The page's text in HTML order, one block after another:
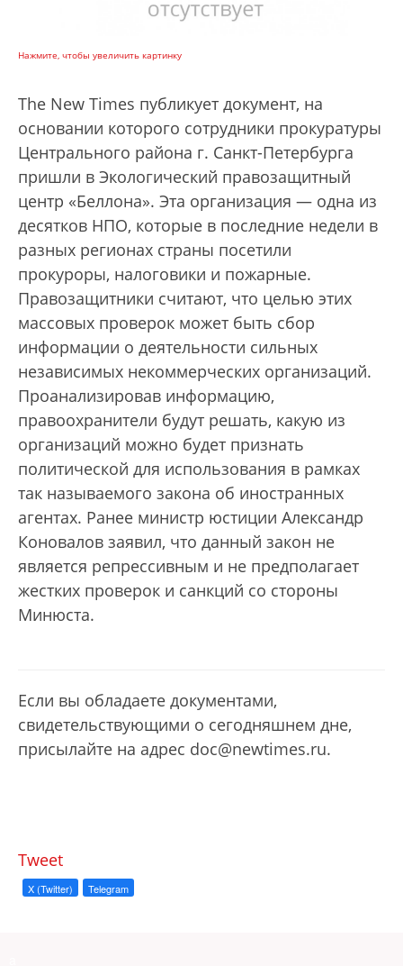
Нажмите, чтобы увеличить картинку
The New Times публикует документ, на
основании которого сотрудники прокуратуры
Центрального района г. Санкт-Петербурга
пришли в Экологический правозащитный
центр «Беллона». Эта организация — одна из
десятков НПО, которые в последние недели в
разных регионах страны посетили
прокуроры, налоговики и пожарные.
Правозащитники считают, что целью этих
массовых проверок может быть сбор
информации о деятельности сильных
независимых некоммерческих организаций.
Проанализировав информацию,
правоохранители будут решать, какую из
организаций можно будет признать
политической для использования в рамках
так называемого закона об иностранных
агентах. Ранее министр юстиции Александр
Коновалов заявил, что данный закон не
является репрессивным и не предполагает
жестких проверок и санкций со стороны
Минюста.
Если вы обладаете документами,
свидетельствующими о сегодняшнем дне,
присылайте на адрес doс@newtimes.ru.
Tweet
X (Twitter) Telegram